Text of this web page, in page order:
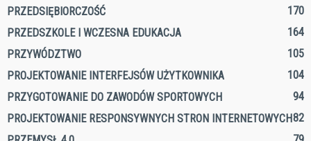
PRZEDSIĘBIORCZOŚĆ
170
PRZEDSZKOLE I WCZESNA EDUKACJA
164
PRZYWÓDZTWO
105
PROJEKTOWANIE INTERFEJSÓW UŻYTKOWNIKA
104
PRZYGOTOWANIE DO ZAWODÓW SPORTOWYCH
94
PROJEKTOWANIE RESPONSYWNYCH STRON INTERNETOWYCH82